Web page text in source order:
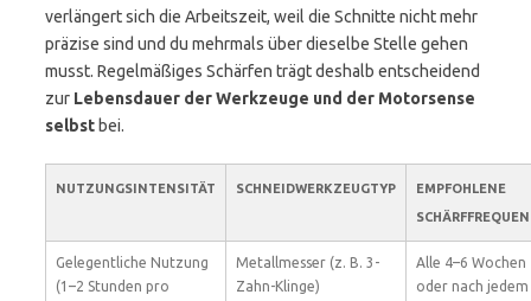
verlängert sich die Arbeitszeit, weil die Schnitte nicht mehr
präzise sind und du mehrmals über dieselbe Stelle gehen
musst. Regelmäßiges Schärfen trägt deshalb entscheidend
zur Lebensdauer der Werkzeuge und der Motorsense
selbst bei.
NUTZUNGSINTENSITÄT SCHNEIDWERKZEUGTYP
EMPFOHLENE
Gelegentliche Nutzung
(1–2 Stunden pro
Metallmesser (z. B. 3-
Zahn-Klinge)
Alle 4–6 Wochen
oder nach jedem